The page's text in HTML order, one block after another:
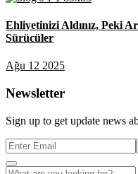
Ehliyetinizi Aldınız, Peki
Sürücüler
Ağu 12 2025
Newsletter
Sign up to get update news